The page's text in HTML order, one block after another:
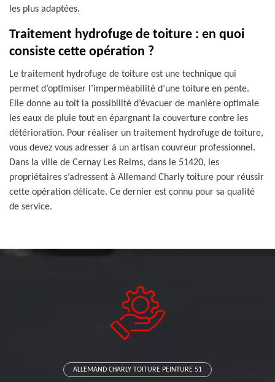
les plus adaptées.
Traitement hydrofuge de toiture : en quoi
consiste cette opération ?
Le traitement hydrofuge de toiture est une technique qui
permet d’optimiser l’imperméabilité d’une toiture en pente.
Elle donne au toit la possibilité d’évacuer de manière optimale
les eaux de pluie tout en épargnant la couverture contre les
détérioration. Pour réaliser un traitement hydrofuge de toiture,
vous devez vous adresser à un artisan couvreur professionnel.
Dans la ville de Cernay Les Reims, dans le 51420, les
propriétaires s’adressent à Allemand Charly toiture pour réussir
cette opération délicate. Ce dernier est connu pour sa qualité
de service.
ALLEMAND CHARLY TOITURE PEINTURE 51